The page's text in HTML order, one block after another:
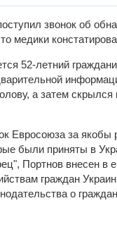
звонок об
медики
52-летний
а затем
Евросоюза за якобы
были приняты в
Портнов внесен в
граждан
о